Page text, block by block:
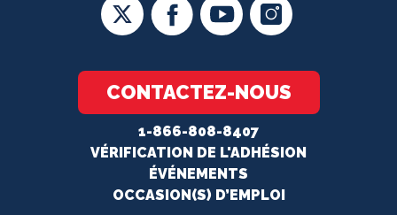
CONTACTEZ-NOUS
1-866-808-8407
VÉRIFICATION DE L'ADHÉSION
ÉVÉNEMENTS
OCCASION(S) D’EMPLOI